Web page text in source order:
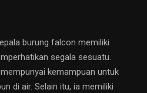
burung falcon memiliki
segala sesuatu.
kemampuan untuk
di air. Selain itu, ia memiliki